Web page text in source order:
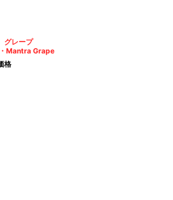
レープ
Mantra Grape
格